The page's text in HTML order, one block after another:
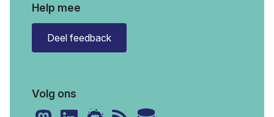
Help mee
Deel feedback
Volg ons